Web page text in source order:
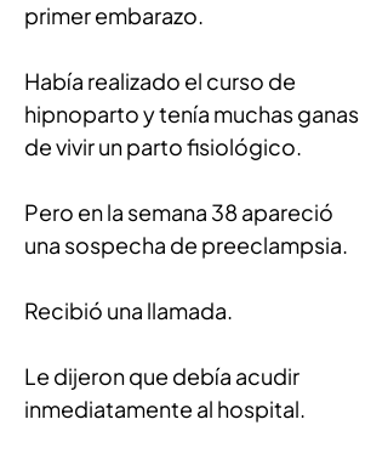
primer embarazo.
Había realizado el curso de
hipnoparto y tenía muchas ganas
de vivir un parto fisiológico.
Pero en la semana 38 apareció
una sospecha de preeclampsia.
Recibió una llamada.
Le dijeron que debía acudir
inmediatamente al hospital.